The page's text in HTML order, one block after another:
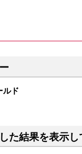
ルド
た結果を表示し